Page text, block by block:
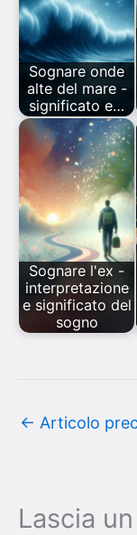
Sognare onde
alte del mare -
significato e…
Sognare l'ex -
interpretazione
e significato del
sogno
← Articolo
Lascia